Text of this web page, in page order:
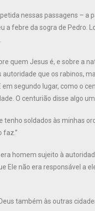
nessas passagens – a
a febre da sogra de Pedro.
quem Jesus é, e sobre a
que os rabinos,
segundo lugar, como o
O centurião disse algo
soldados às minhas
faz.”
homem sujeito à
Ele não era responsável a
também às outras